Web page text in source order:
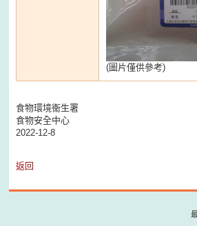
(圖片僅供參考)
食物環境衞生署
食物安全中心
2022-12-8
返回